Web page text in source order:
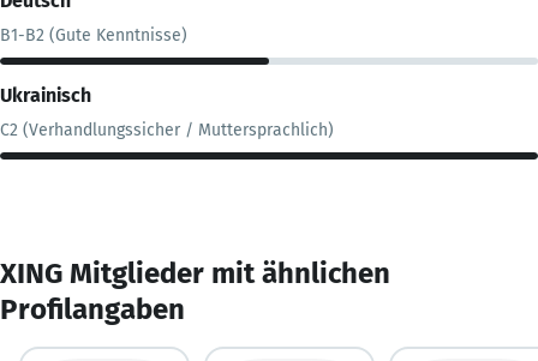
B1-B2 (Gute Kenntnisse)
Ukrainisch
C2 (Verhandlungssicher / Muttersprachlich)
XING Mitglieder mit ähnlichen
Profilangaben